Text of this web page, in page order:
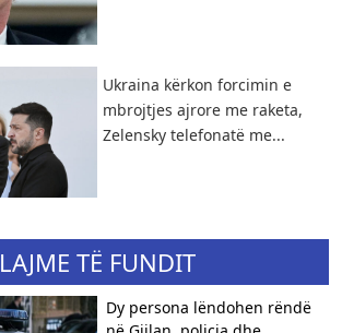
Ukraina kërkon forcimin e
mbrojtjes ajrore me raketa,
Zelensky telefonatë me...
LAJME TË FUNDIT
Dy persona lëndohen rëndë